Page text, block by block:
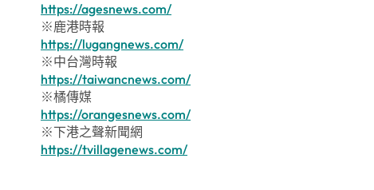
https://agesnews.com/
※鹿港時報
https://lugangnews.com/
※中台灣時報
https://taiwancnews.com/
※橘傳媒
https://orangesnews.com/
※下港之聲新聞網
https://tvillagenews.com/